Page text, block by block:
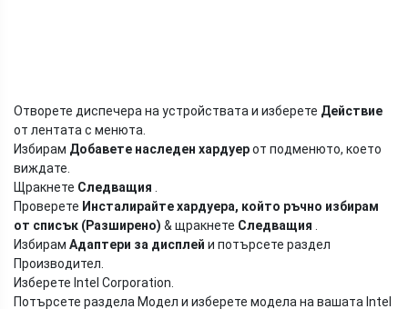
Отворете диспечера на устройствата и изберете Действие
от лентата с менюта.
Избирам Добавете наследен хардуерот подменюто, което
виждате.
Щракнете Следващия
Проверете Инсталирайте хардуера, който ръчно избирам
от списък (Разширено) & щракнете Следващия
Избирам Адаптери за дисплей и потърсете раздел
Производител.
Изберете Intel Corporation.
Потърсете раздела Модел и изберете модела на вашата Intel